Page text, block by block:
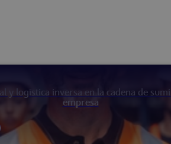
y logística inversa en la cadena de
empresa